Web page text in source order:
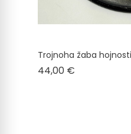
Trojnoha žaba
44,00 €